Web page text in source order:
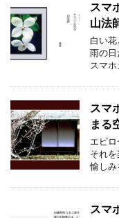
スマ
山法
白い花
雨の日
スマ
スマ
まる
エピ
それを
愉し
スマ